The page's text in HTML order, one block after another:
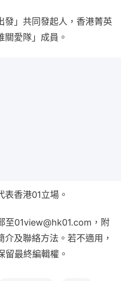
發」共同發起人，香港菁英
關愛隊」成員。
香港01立場。
至01view@hk01.com，附
及聯絡方法。若不適用，
留最終編輯權。